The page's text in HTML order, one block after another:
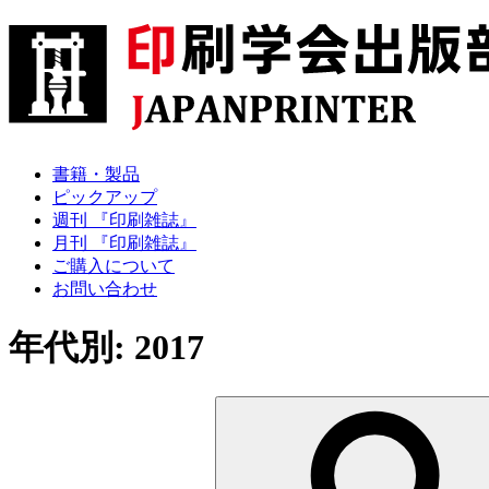
書籍・製品
ピックアップ
週刊 『印刷雑誌』
月刊 『印刷雑誌』
ご購入について
お問い合わせ
年代別: 2017